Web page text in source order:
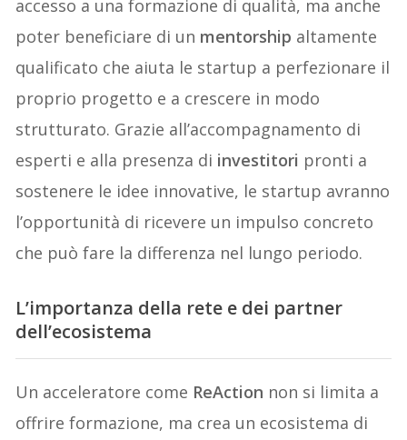
accesso a una formazione di qualità, ma anche
poter beneficiare di un mentorship altamente
qualificato che aiuta le startup a perfezionare il
proprio progetto e a crescere in modo
strutturato. Grazie all’accompagnamento di
esperti e alla presenza di investitori pronti a
sostenere le idee innovative, le startup avranno
l’opportunità di ricevere un impulso concreto
che può fare la differenza nel lungo periodo.
L’importanza della rete e dei partner
dell’ecosistema
Un acceleratore come ReAction non si limita a
offrire formazione, ma crea un ecosistema di